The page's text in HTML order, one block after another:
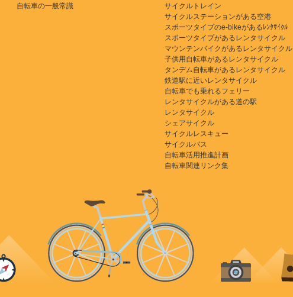
自転車の一般常識
サイクルトレイン
サイクルステーションがある空港
スポーツタイプのe-bikeがあるﾚﾝﾀｻｲｸﾙ
スポーツタイプがあるレンタサイクル
マウンテンバイクがあるレンタサイクル
子供用自転車があるレンタサイクル
タンデム自転車があるレンタサイクル
鉄道駅に近いレンタサイクル
自転車でも乗れるフェリー
レンタサイクルがある道の駅
レンタサイクル
シェアサイクル
サイクルレスキュー
サイクルバス
自転車活用推進計画
自転車関連リンク集